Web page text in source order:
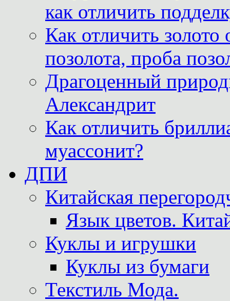
как отличить
Как отличить
позолота, проба
Драгоценный
Александрит
Как отличить
муассонит?
ДПИ
Китайская
Язык цветов.
Куклы и игрушки
Куклы из бумаги
Текстиль Мода.